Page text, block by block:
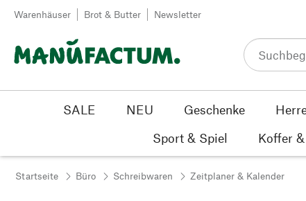
Zum Inhalt springen
Warenhäuser Brot & Butter Newsletter
SALE NEU Geschenke
Sport & Spiel
Koffer
Startseite Büro Schreibwaren Zeitplaner & Kalender